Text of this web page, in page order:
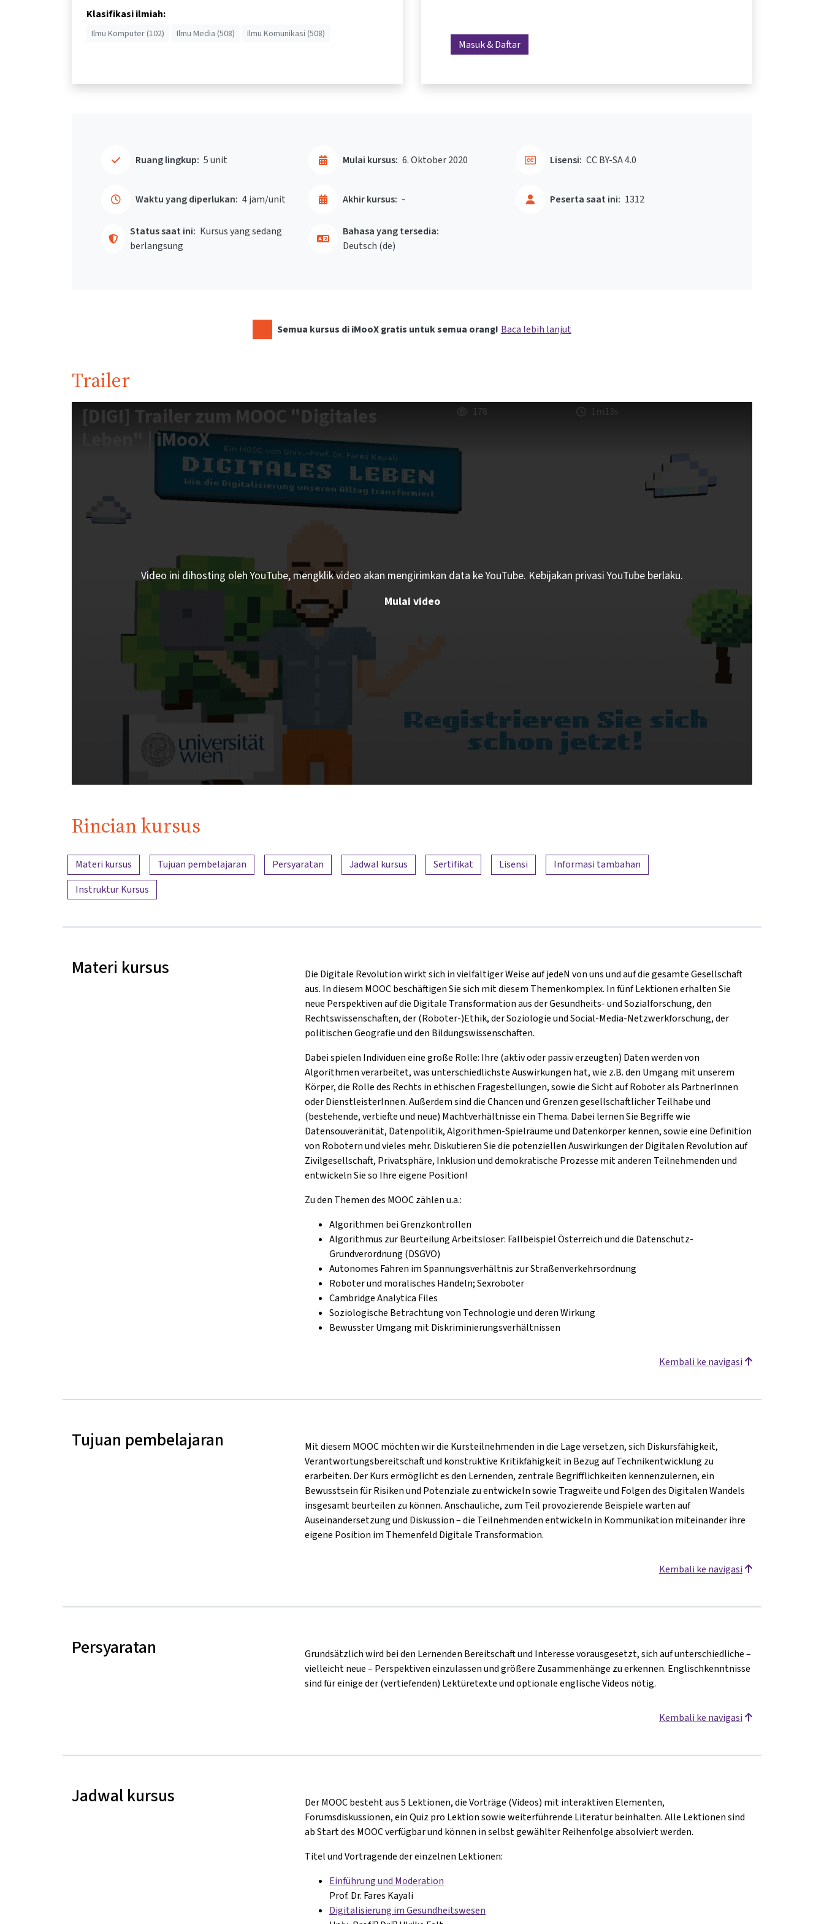
Klasifikasi ilmiah:
Ilmu Komputer (102) Ilmu Media (508) Ilmu Komunikasi (508)
Masuk & Daftar
Ruang lingkup: 5 unit
Waktu yang diperlukan: 4 jam/unit
Mulai kursus: 6. Oktober 2020
Akhir kursus: -
Status saat ini: Kursus yang sedang
berlangsung
Peserta saat ini: 1312
Lisensi: CC BY-SA 4.0
Bahasa yang tersedia:
Deutsch ‎(de)‎
Semua kursus di iMooX gratis untuk semua orang! Baca lebih lanjut
Trailer
[DIGI] Trailer zum MOOC "Digitales
Leben" | iMooX
178 1m13s
Video ini dihosting oleh YouTube, mengklik video akan mengirimkan data ke YouTube. Kebijakan privasi YouTube berlaku.
Mulai video
Rincian kursus
Ringkasan konten
Materi kursus Tujuan pembelajaran Persyaratan Jadwal kursus Sertifikat Lisensi
Informasi tambahan
Instruktur Kursus
Materi kursus
Die Digitale Revolution wirkt sich in vielfältiger Weise auf jedeN von uns und auf die gesamte Gesellschaft
aus. In diesem MOOC beschäftigen Sie sich mit diesem Themenkomplex. In fünf Lektionen erhalten Sie
neue Perspektiven auf die Digitale Transformation aus der Gesundheits- und Sozialforschung, den
Rechtswissenschaften, der (Roboter-)Ethik, der Soziologie und Social-Media-Netzwerkforschung, der
politischen Geografie und den Bildungswissenschaften.
Dabei spielen Individuen eine große Rolle: Ihre (aktiv oder passiv erzeugten) Daten werden von
Algorithmen verarbeitet, was unterschiedlichste Auswirkungen hat, wie z.B. den Umgang mit unserem
Körper, die Rolle des Rechts in ethischen Fragestellungen, sowie die Sicht auf Roboter als PartnerInnen
oder DienstleisterInnen. Außerdem sind die Chancen und Grenzen gesellschaftlicher Teilhabe und
(bestehende, vertiefte und neue) Machtverhältnisse ein Thema. Dabei lernen Sie Begriffe wie
Datensouveränität, Datenpolitik, Algorithmen-Spielräume und Datenkörper kennen, sowie eine Definition
von Robotern und vieles mehr. Diskutieren Sie die potenziellen Auswirkungen der Digitalen Revolution auf
Zivilgesellschaft, Privatsphäre, Inklusion und demokratische Prozesse mit anderen Teilnehmenden und
entwickeln Sie so Ihre eigene Position!
Zu den Themen des MOOC zählen u.a.:
Algorithmen bei Grenzkontrollen
Algorithmus zur Beurteilung Arbeitsloser: Fallbeispiel Österreich und die Datenschutz-
Grundverordnung (DSGVO)
Autonomes Fahren im Spannungsverhältnis zur Straßenverkehrsordnung
Roboter und moralisches Handeln; Sexroboter
Cambridge Analytica Files
Soziologische Betrachtung von Technologie und deren Wirkung
Bewusster Umgang mit Diskriminierungsverhältnissen
Kembali ke navigasi
Tujuan pembelajaran
Mit diesem MOOC möchten wir die Kursteilnehmenden in die Lage versetzen, sich Diskursfähigkeit,
Verantwortungsbereitschaft und konstruktive Kritikfähigkeit in Bezug auf Technikentwicklung zu
erarbeiten. Der Kurs ermöglicht es den Lernenden, zentrale Begrifflichkeiten kennenzulernen, ein
Bewusstsein für Risiken und Potenziale zu entwickeln sowie Tragweite und Folgen des Digitalen Wandels
insgesamt beurteilen zu können. Anschauliche, zum Teil provozierende Beispiele warten auf
Auseinandersetzung und Diskussion – die Teilnehmenden entwickeln in Kommunikation miteinander ihre
eigene Position im Themenfeld Digitale Transformation.
Kembali ke navigasi
Persyaratan
Grundsätzlich wird bei den Lernenden Bereitschaft und Interesse vorausgesetzt, sich auf unterschiedliche –
vielleicht neue – Perspektiven einzulassen und größere Zusammenhänge zu erkennen. Englischkenntnisse
sind für einige der (vertiefenden) Lektüretexte und optionale englische Videos nötig.
Kembali ke navigasi
Jadwal kursus
Der MOOC besteht aus 5 Lektionen, die Vorträge (Videos) mit interaktiven Elementen,
Forumsdiskussionen, ein Quiz pro Lektion sowie weiterführende Literatur beinhalten. Alle Lektionen sind
ab Start des MOOC verfügbar und können in selbst gewählter Reihenfolge absolviert werden.
Titel und Vortragende der einzelnen Lektionen:
Einführung und Moderation
Prof. Dr. Fares Kayali
Digitalisierung im Gesundheitswesen